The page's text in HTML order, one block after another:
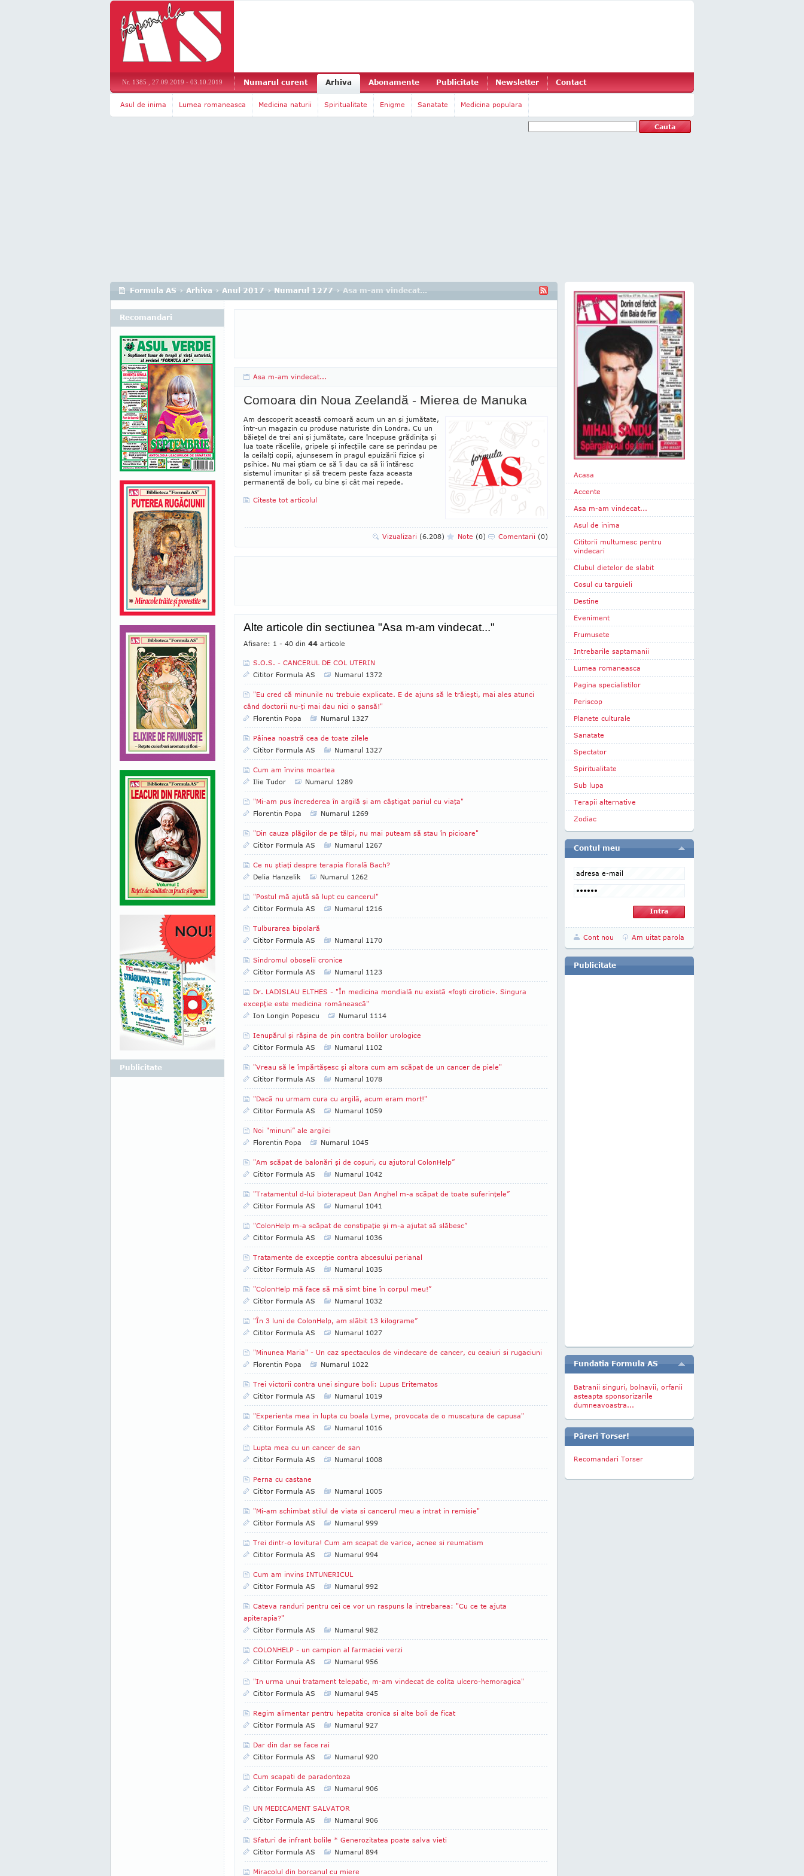
Nr. 1385 , 27.09.2019 - 03.10.2019 Numarul curent Arhiva Abonamente Publicitate Newsletter Contact
Asul de inima Lumea romaneasca Medicina naturii Spiritualitate Enigme Sanatate Medicina populara
Formula AS › Arhiva › Anul 2017 › Numarul 1277 › Asa m-am vindecat...
Asa m-am vindecat...
Comoara din Noua Zeelandă - Mierea de Manuka
Am descoperit această comoară acum un an şi jumătate,
într-un magazin cu pro­duse naturiste din Londra. Cu un
băieţel de trei ani şi jumătate, care începuse grădiniţa şi
lua toate răcelile, gripele şi infecţiile care se perin­dau pe
la ceilalţi copii, ajunsesem în pragul epui­zării fizice şi
psihice. Nu mai ştiam ce să îi dau ca să îi întăresc
sistemul imunitar şi să trecem peste faza aceasta
permanentă de boli, cu bine şi cât mai repede.
Citeste tot articolul
Vizualizari (6.208) Note (0) Comentarii (0)
Alte articole din sectiunea "Asa m-am vindecat..."
Afisare: 1 - 40 din 44 articole
S.O.S. - CANCERUL DE COL UTERIN
Cititor Formula AS
Numarul 1372
"Eu cred că minunile nu trebuie explicate. E de ajuns să le trăieşti, mai ales atunci
când doctorii nu-ţi mai dau nici o şansă!"
Florentin Popa
Numarul 1327
Pâinea noastră cea de toate zilele
Cititor Formula AS
Numarul 1327
Cum am învins moartea
Ilie Tudor
Numarul 1289
"Mi-am pus încrederea în argilă şi am câştigat pariul cu viaţa"
Florentin Popa
Numarul 1269
"Din cauza plăgilor de pe tălpi, nu mai puteam să stau în picioare"
Cititor Formula AS
Numarul 1267
Ce nu ştiaţi despre terapia florală Bach?
Delia Hanzelik
Numarul 1262
"Postul mă ajută să lupt cu cancerul"
Cititor Formula AS
Numarul 1216
Tulburarea bipolară
Cititor Formula AS
Numarul 1170
Sindromul oboselii cronice
Cititor Formula AS
Numarul 1123
Dr. LADISLAU ELTHES - "În medicina mondială nu există «foşti cirotici». Singura
excepţie este medicina românească"
Ion Longin Popescu
Numarul 1114
Ienupărul şi răşina de pin contra bolilor urologice
Cititor Formula AS
Numarul 1102
"Vreau să le împărtăşesc şi altora cum am scăpat de un cancer de piele"
Cititor Formula AS
Numarul 1078
"Dacă nu urmam cura cu argilă, acum eram mort!"
Cititor Formula AS
Numarul 1059
Noi "minuni” ale argilei
Florentin Popa
Numarul 1045
"Am scăpat de balonări şi de coşuri, cu ajutorul ColonHelp”
Cititor Formula AS
Numarul 1042
"Tratamentul d-lui bioterapeut Dan Anghel m-a scăpat de toate suferinţele”
Cititor Formula AS
Numarul 1041
"ColonHelp m-a scăpat de constipaţie şi m-a ajutat să slăbesc”
Cititor Formula AS
Numarul 1036
Tratamente de excepţie contra abcesului perianal
Cititor Formula AS
Numarul 1035
"ColonHelp mă face să mă simt bine în corpul meu!”
Cititor Formula AS
Numarul 1032
"În 3 luni de ColonHelp, am slăbit 13 kilograme”
Cititor Formula AS
Numarul 1027
"Minunea Maria" - Un caz spectaculos de vindecare de cancer, cu ceaiuri si rugaciuni
Florentin Popa
Numarul 1022
Trei victorii contra unei singure boli: Lupus Eritematos
Cititor Formula AS
Numarul 1019
"Experienta mea in lupta cu boala Lyme, provocata de o muscatura de capusa"
Cititor Formula AS
Numarul 1016
Lupta mea cu un cancer de san
Cititor Formula AS
Numarul 1008
Perna cu castane
Cititor Formula AS
Numarul 1005
"Mi-am schimbat stilul de viata si cancerul meu a intrat in remisie"
Cititor Formula AS
Numarul 999
Trei dintr-o lovitura! Cum am scapat de varice, acnee si reumatism
Cititor Formula AS
Numarul 994
Cum am invins INTUNERICUL
Cititor Formula AS
Numarul 992
Cateva randuri pentru cei ce vor un raspuns la intrebarea: "Cu ce te ajuta
apiterapia?"
Cititor Formula AS
Numarul 982
COLONHELP - un campion al farmaciei verzi
Cititor Formula AS
Numarul 956
"In urma unui tratament telepatic, m-am vindecat de colita ulcero-hemoragica"
Cititor Formula AS
Numarul 945
Regim alimentar pentru hepatita cronica si alte boli de ficat
Cititor Formula AS
Numarul 927
Dar din dar se face rai
Cititor Formula AS
Numarul 920
Cum scapati de paradontoza
Cititor Formula AS
Numarul 906
UN MEDICAMENT SALVATOR
Cititor Formula AS
Numarul 906
Sfaturi de infrant bolile * Generozitatea poate salva vieti
Cititor Formula AS
Numarul 894
Miracolul din borcanul cu miere
Recomandari
Publicitate
Acasa
Accente
Asa m-am vindecat...
Asul de inima
Cititorii multumesc pentru
vindecari
Clubul dietelor de slabit
Cosul cu targuieli
Destine
Eveniment
Frumusete
Intrebarile saptamanii
Lumea romaneasca
Pagina specialistilor
Periscop
Planete culturale
Sanatate
Spectator
Spiritualitate
Sub lupa
Terapii alternative
Zodiac
Contul meu
Cont nou Am uitat parola
Publicitate
Fundatia Formula AS
Batranii singuri, bolnavii, orfanii
asteapta sponsorizarile
dumneavoastra...
Păreri Torser!
Recomandari Torser